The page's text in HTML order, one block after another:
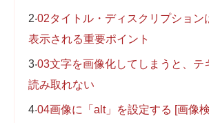
202タイトル・ディスクリプション
表示される重要ポイント
303文字を画像化してしまうと、テ
読み取れない
404画像に「alt」を設定する [画像